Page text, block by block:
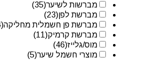
מברשות לשיער(35)
מברשת לפן(23)
מברשת פן חשמלית מחליקה(4)
מברשת קרמיק(11)
מוס/גלייז(46)
מוצרי חשמל שיער(5)